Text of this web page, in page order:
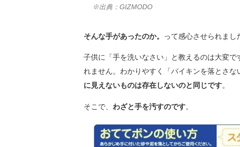
※出典：GIZMODO
そんな手があったのか。 って感心させられまし
子供に「手を洗いなさい」と教えるのは大変
れません。わかりやすく「バイキンを落とさな
に見えないものは存在しないのと同じです。
そこで、 わざと手を汚すのです。